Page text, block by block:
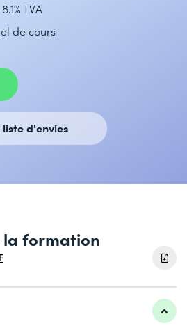
TVA
de cours
d'envies
la formation